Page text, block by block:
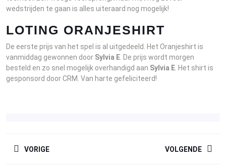
wedstrijden te gaan is alles uiteraard nog mogelijk!
LOTING ORANJESHIRT
De eerste prijs van het spel is al uitgedeeld. Het Oranjeshirt is
vanmiddag gewonnen door Sylvia E . De prijs wordt morgen
besteld en zo snel mogelijk overhandigd aan Sylvia E . Het shirt is
gesponsord door CRM. Van harte gefeliciteerd!
VORIGE VOLGENDE